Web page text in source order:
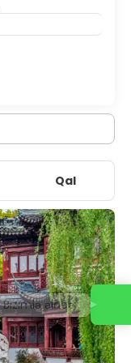
Qal
Bizimlə əlaqə